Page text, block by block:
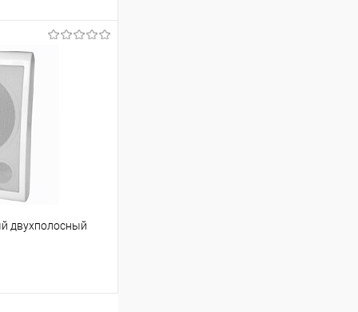
Сравнение
В наличии
двухполосный